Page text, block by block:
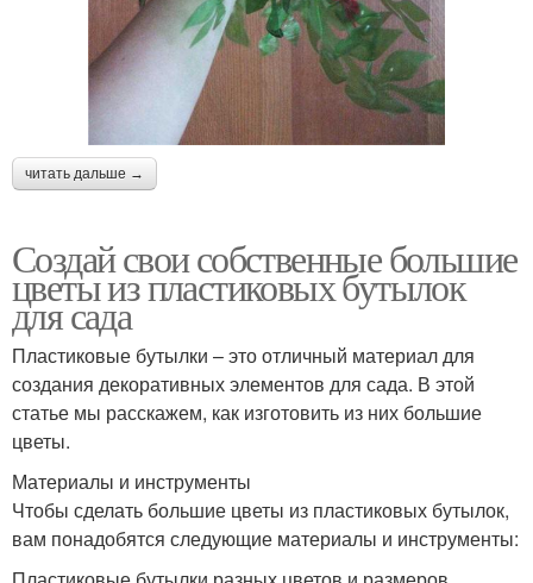
читать дальше →
Создай свои собственные большие
цветы из пластиковых бутылок
для сада
Пластиковые бутылки – это отличный материал для
создания декоративных элементов для сада. В этой
статье мы расскажем, как изготовить из них большие
цветы.
Материалы и инструменты
Чтобы сделать большие цветы из пластиковых бутылок,
вам понадобятся следующие материалы и инструменты: